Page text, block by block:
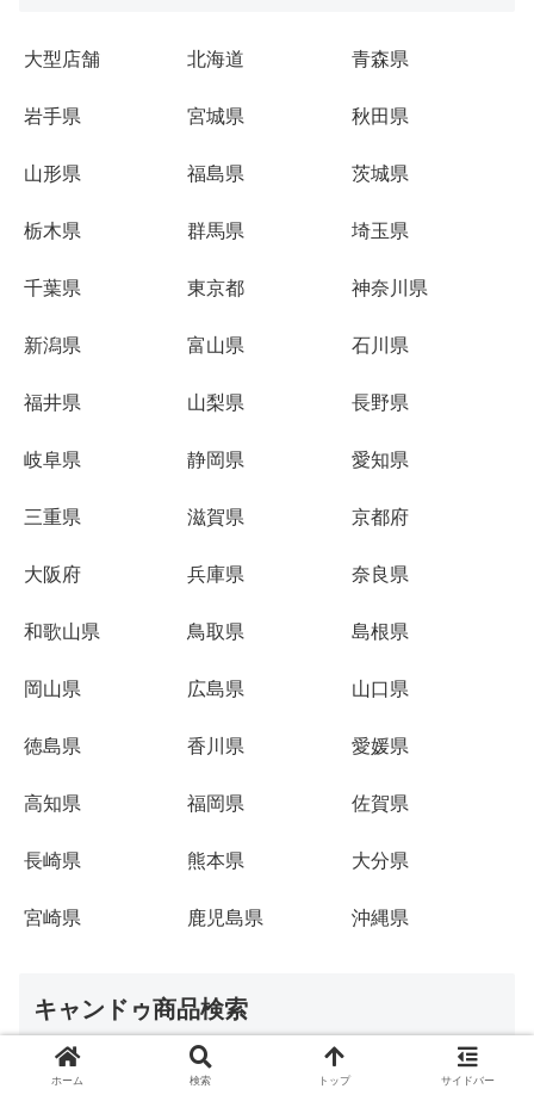
大型店舗 北海道 青森県
岩手県 宮城県 秋田県
山形県 福島県 茨城県
栃木県 群馬県 埼玉県
千葉県 東京都 神奈川県
新潟県 富山県 石川県
福井県 山梨県 長野県
岐阜県 静岡県 愛知県
三重県 滋賀県 京都府
大阪府 兵庫県 奈良県
和歌山県 鳥取県 島根県
岡山県 広島県 山口県
徳島県 香川県 愛媛県
高知県 福岡県 佐賀県
長崎県 熊本県 大分県
宮崎県 鹿児島県 沖縄県
キャンドゥ商品検索
ホーム 検索 トップ サイドバー